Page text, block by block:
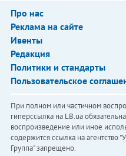
Про нас
Реклама на сайте
Ивенты
Редакция
Политики и стандарты
Пользовательское
При полном или частичном
гиперссылка на LB.ua
воспроизведение или иное
содержится ссылка на агентство
Группа" запрещено.